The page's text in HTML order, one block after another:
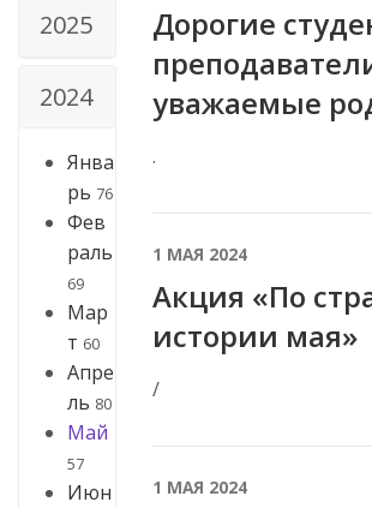
2025
2024
Янва
рь 76
Фев
раль
69
Мар
т 60
Апре
ль 80
Май
57
Июн
Дорогие
уважаемые
.
1 МАЯ 2024
Акция «По
истории мая»
/
1 МАЯ 2024